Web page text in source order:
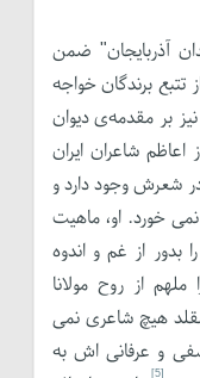
آذربایجان" ضمن
تتبع برندگان خواجه
بر مقدمه‌ی دیوان
اعاظم شاعران ایران
شعرش وجود دارد و
خورد. او، ماهیت
بدور از غم و اندوه
از روح مولانا
هیچ شاعری نمی
و عرفانی اش به
[5]